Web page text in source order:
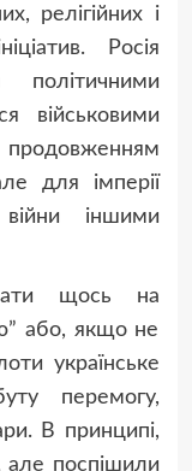
релігійних і
Росія
політичними
військовими
продовженням
для імперії
іншими
щось на
або, якщо не
українське
перемогу,
В принципі,
але поспішили